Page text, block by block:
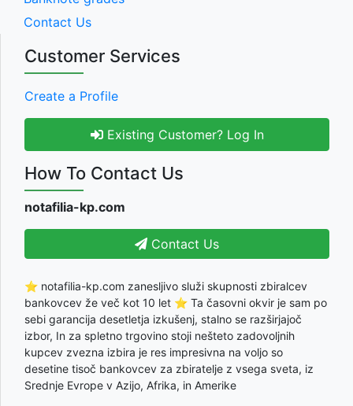
Contact Us
Customer Services
Create a Profile
Existing Customer? Log In
How To Contact Us
notafilia-kp.com
Contact Us
⭐ notafilia-kp.com zanesljivo služi skupnosti zbiralcev
bankovcev že več kot 10 let ⭐ Ta časovni okvir je sam po
sebi garancija desetletja izkušenj, stalno se razširjajoč
izbor, In za spletno trgovino stoji nešteto zadovoljnih
kupcev zvezna izbira je res impresivna na voljo so
desetine tisoč bankovcev za zbiratelje z vsega sveta, iz
Srednje Evrope v Azijo, Afrika, in Amerike